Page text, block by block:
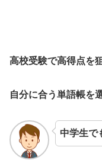
高校受験で高得点を
自分に合う単語帳を
中学生で